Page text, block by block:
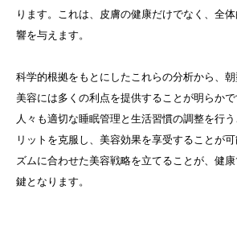
ります。これは、皮膚の健康だけでなく、全
響を与えます。
科学的根拠をもとにしたこれらの分析から、
美容には多くの利点を提供することが明らか
人々も適切な睡眠管理と生活習慣の調整を行
リットを克服し、美容効果を享受することが
ズムに合わせた美容戦略を立てることが、健
鍵となります。